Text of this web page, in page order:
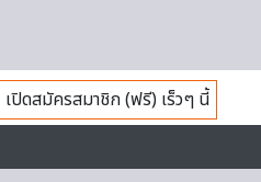
เปิดสมัครสมาชิก (ฟรี) เร็วๆ นี้